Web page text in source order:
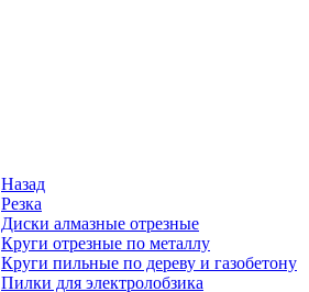
Назад
Резка
Диски алмазные отрезные
Круги отрезные по металлу
Круги пильные по дереву и газобетону
Пилки для электролобзика